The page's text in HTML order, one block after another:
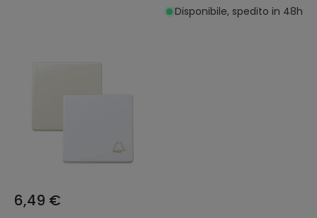
Disponibile, spedito in 48h
6,49 €